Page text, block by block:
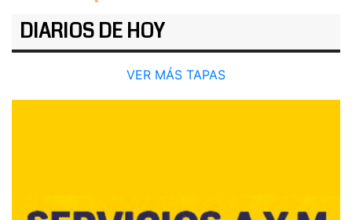
DIARIOS DE HOY
VER MÁS TAPAS